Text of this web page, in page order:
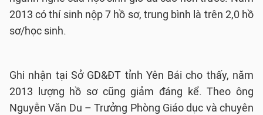
2013 có thí sinh nộp 7 hồ sơ, trung bình là trên 2,0 hồ
sơ/học sinh.
Ghi nhận tại Sở GD&ĐT tỉnh Yên Bái cho thấy, năm
2013 lượng hồ sơ cũng giảm đáng kể. Theo ông
Nguyễn Văn Du – Trưởng Phòng Giáo dục và chuyên